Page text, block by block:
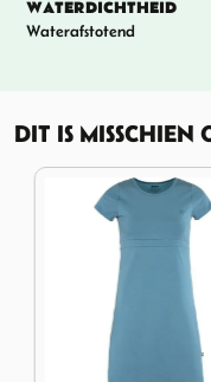
WATERDICHTHEID
Waterafstotend
DIT IS MISSCHIEN